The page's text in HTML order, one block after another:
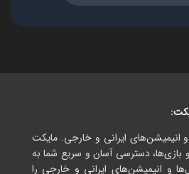
و انیمیشن‌های ایرانی و خارجی. مایکت
و بازی‌ها، دسترسی آسان و سریع شما به
و انیمیشن‌های ایرانی و خارجی را